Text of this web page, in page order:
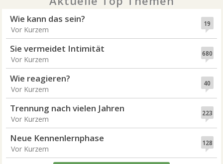
19
Wie kann das sein?
Vor Kurzem
680
Sie vermeidet Intimität
Vor Kurzem
40
Wie reagieren?
Vor Kurzem
223
Trennung nach vielen Jahren
Vor Kurzem
128
Neue Kennenlernphase
Vor Kurzem